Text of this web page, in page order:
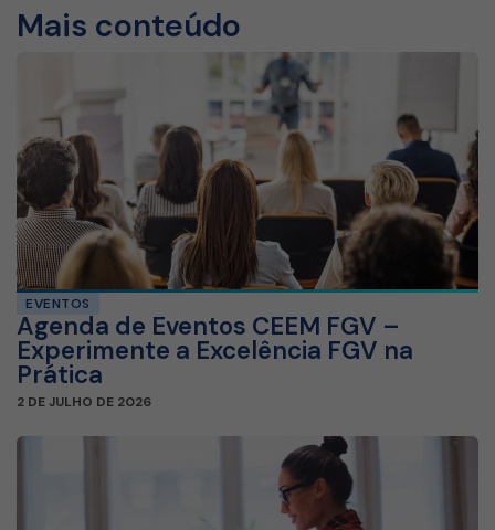
Mais conteúdo
EVENTOS
Agenda de Eventos CEEM FGV –
Experimente a Excelência FGV na
Prática
2 DE JULHO DE 2026